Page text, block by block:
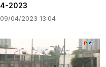
4-2023
09/04/2023 13:04